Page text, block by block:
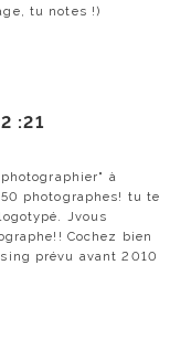
tu notes !)
:21
à
photographes! tu te
Jvous
Cochez bien
prévu avant 2010